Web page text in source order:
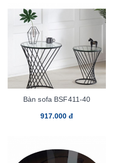
Bàn sofa BSF411-40
917.000 đ